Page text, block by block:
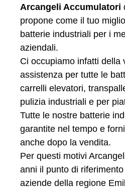
Arcangeli Accumulatori
propone come il tuo
batterie industriali per i
aziendali.
Ci occupiamo infatti della
assistenza per tutte le
carrelli elevatori,
pulizia industriali e per
Tutte le nostre batterie
garantite nel tempo e
anche dopo la vendita.
Per questi motivi
anni il punto di
aziende della regione